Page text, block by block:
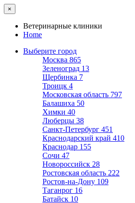
×
Ветеринарные клиники
Home
Выберите город
Москва 865
Зеленоград 13
Щербинка 7
Троицк 4
Московская область 797
Балашиха 50
Химки 40
Люберцы 38
Санкт-Петербург 451
Краснодарский край 410
Краснодар 155
Сочи 47
Новороссийск 28
Ростовская область 222
Ростов-на-Дону 109
Таганрог 16
Батайск 10